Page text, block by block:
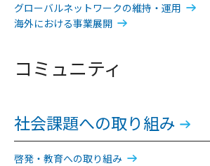
グローバルネットワークの維持・運用
海外における事業展開
コミュニティ
社会課題への取り組み
啓発・教育への取り組み